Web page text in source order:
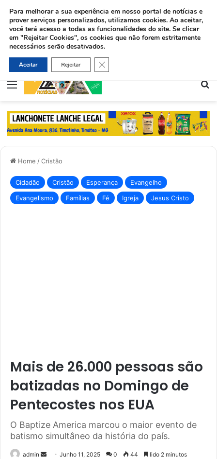
Menu
Home /Cristão
Cidadão Cristão Esperança
Evangelho
Evangelismo
Famílias Fé Igreja Jesus Cristo
Mais de 26.000 pessoas são
batizadas no Domingo de
Pentecostes nos EUA
O Baptize America marcou o maior evento de
batismo simultâneo da história do país.
admin
SendJunho 11, 2025 0 44 lido 2 minutos
Para melhorar a sua experiência em nosso portal de notícias e
prover serviços personalizados, utilizamos cookies. Ao aceitar,
você terá acesso a todas as funcionalidades do site. Se clicar
em "Rejeitar Cookies", os cookies que não forem estritamente
necessários serão desativados.
Aceitar Rejeitar Close GDPR Cookie Banner